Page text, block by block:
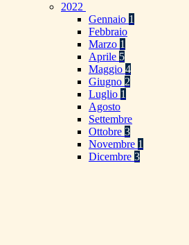
2022
Gennaio 1
Febbraio
Marzo 1
Aprile 5
Maggio 4
Giugno 2
Luglio 1
Agosto
Settembre
Ottobre 3
Novembre 1
Dicembre 3